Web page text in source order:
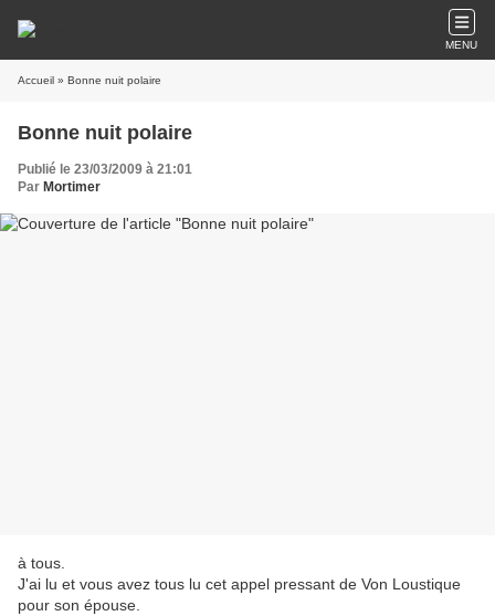
MENU
Accueil » Bonne nuit polaire
Bonne nuit polaire
Publié le 23/03/2009 à 21:01
Par Mortimer
à tous.
J'ai lu et vous avez tous lu cet appel pressant de Von Loustique
pour son épouse.